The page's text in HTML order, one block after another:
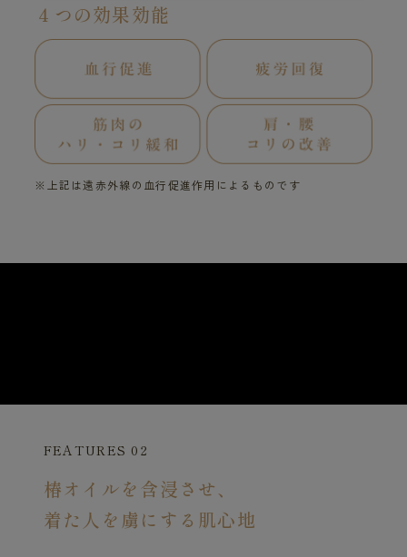
４つの効果効能
※上記は遠赤外線の血行促進作用によるものです
FEATURES 02
椿オイルを含浸させ、
着た人を虜にする肌心地